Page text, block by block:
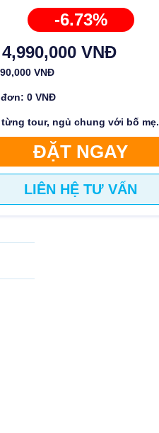
-6.73%
VNĐ
VNĐ
0 VNĐ
từng tour, ngủ chung với bố mẹ.
ĐẶT NGAY
LIÊN HỆ TƯ VẤN